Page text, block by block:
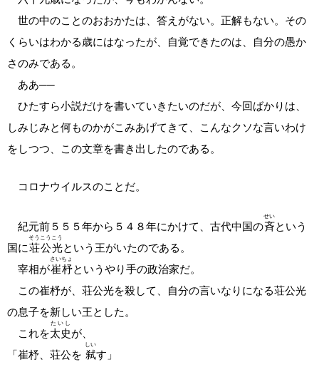
世の中のことのおおかたは、答えがない。正解もない。その
くらいはわかる歳にはなったが、自覚できたのは、自分の愚か
さのみである。
ああ──
ひたすら小説だけを書いていきたいのだが、今回ばかりは、
しみじみと何ものかがこみあげてきて、こんなクソな言いわけ
をしつつ、この文章を書き出したのである。
コロナウイルスのことだ。
紀元前５５５年から５４８年にかけて、古代中国の斉
せい
という
国に荘公光
そうこうこう
という王がいたのである。
宰相が崔杼
さいちょ
というやり手の政治家だ。
この崔杼が、荘公光を殺して、自分の言いなりになる荘公光
の息子を新しい王とした。
これを太史
たいし
が、
「崔杼、荘公を 弑
しい
す」